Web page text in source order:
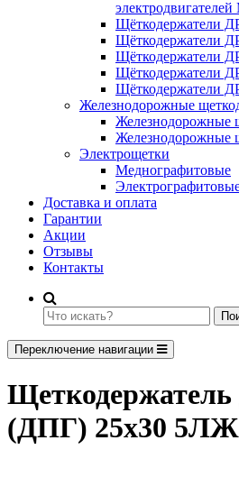
Щёткодержатели
Щёткодержатели
Щёткодержатели
Щёткодержатели
Щёткодержатели
Железнодорожные
Железнодорожные
Железнодорожные
Электрощетки
Меднографитовые
Доставка и оплата
Гарантии
Акции
Отзывы
Контакты
Переключение навигации
(ДПГ) 25х30